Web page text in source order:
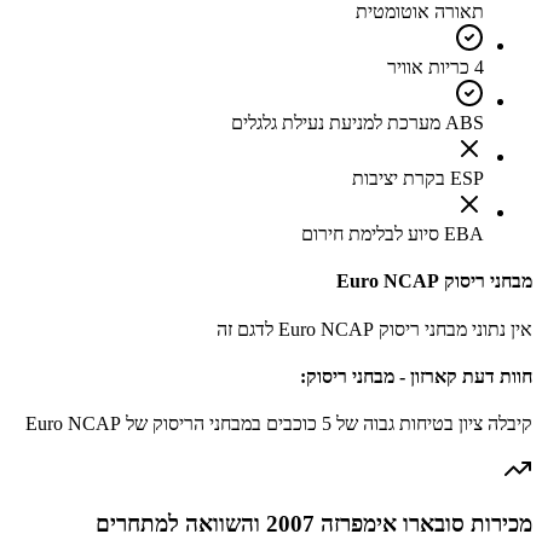
תאורה אוטומטית
4 כריות אוויר
ABS מערכת למניעת נעילת גלגלים
ESP בקרת יציבות
EBA סיוע לבלימת חירום
מבחני ריסוק Euro NCAP
אין נתוני מבחני ריסוק Euro NCAP לדגם זה
חוות דעת קארזון - מבחני ריסוק:
קיבלה ציון בטיחות גבוה של 5 כוכבים במבחני הריסוק של Euro NCAP
מכירות סובארו אימפרזה 2007 והשוואה למתחרים